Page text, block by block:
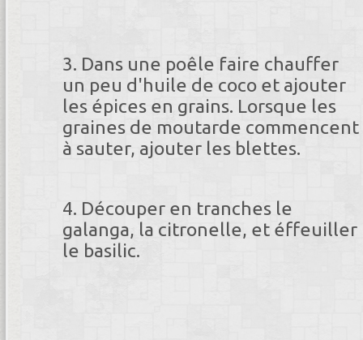
Dans une poêle faire chauffer
un peu d'huile de coco et ajouter
les épices en grains. Lorsque les
graines de moutarde commencent
à sauter, ajouter les blettes.
Découper en tranches le
galanga, la citronelle, et éffeuiller
le basilic.